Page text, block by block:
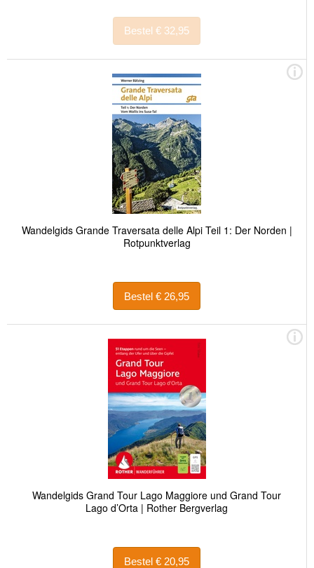
Bestel € 32,95
Wandelgids Grande Traversata delle Alpi Teil 1: Der Norden |
Rotpunktverlag
Bestel € 26,95
Wandelgids Grand Tour Lago Maggiore und Grand Tour
Lago d’Orta | Rother Bergverlag
Bestel € 20,95